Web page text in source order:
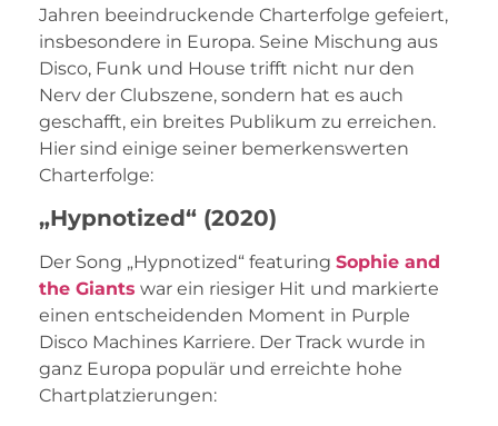
Jahren beeindruckende Charterfolge gefeiert,
insbesondere in Europa. Seine Mischung aus
Disco, Funk und House trifft nicht nur den
Nerv der Clubszene, sondern hat es auch
geschafft, ein breites Publikum zu erreichen.
Hier sind einige seiner bemerkenswerten
Charterfolge:
„Hypnotized“ (2020)
Der Song „Hypnotized“ featuring Sophie and
the Giants war ein riesiger Hit und markierte
einen entscheidenden Moment in Purple
Disco Machines Karriere. Der Track wurde in
ganz Europa populär und erreichte hohe
Chartplatzierungen: